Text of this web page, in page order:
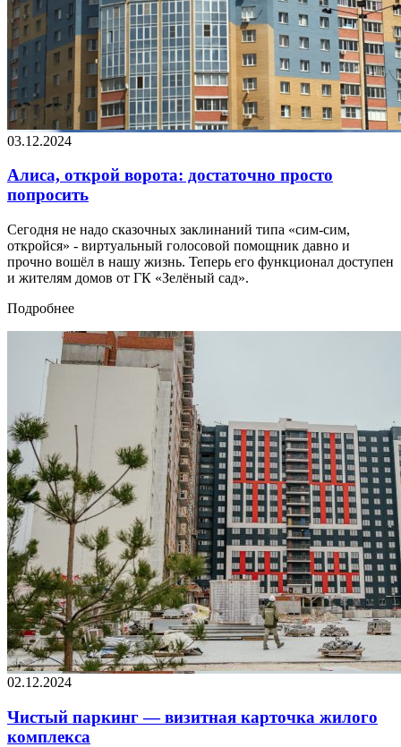
03.12.2024
Алиса, открой ворота: достаточно просто
попросить
Сегодня не надо сказочных заклинаний типа «сим-сим,
откройся» - виртуальный голосовой помощник давно и
прочно вошёл в нашу жизнь. Теперь его функционал доступен
и жителям домов от ГК «Зелёный сад».
Подробнее
02.12.2024
Чистый паркинг — визитная карточка жилого
комплекса